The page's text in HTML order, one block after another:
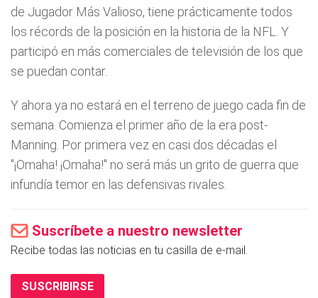
de Jugador Más Valioso, tiene prácticamente todos
los récords de la posición en la historia de la NFL. Y
participó en más comerciales de televisión de los que
se puedan contar.
Y ahora ya no estará en el terreno de juego cada fin de
semana. Comienza el primer año de la era post-
Manning. Por primera vez en casi dos décadas el
"¡Omaha! ¡Omaha!" no será más un grito de guerra que
infundía temor en las defensivas rivales.
Suscríbete a nuestro newsletter
Recibe todas las noticias en tu casilla de e-mail.
SUSCRIBIRSE